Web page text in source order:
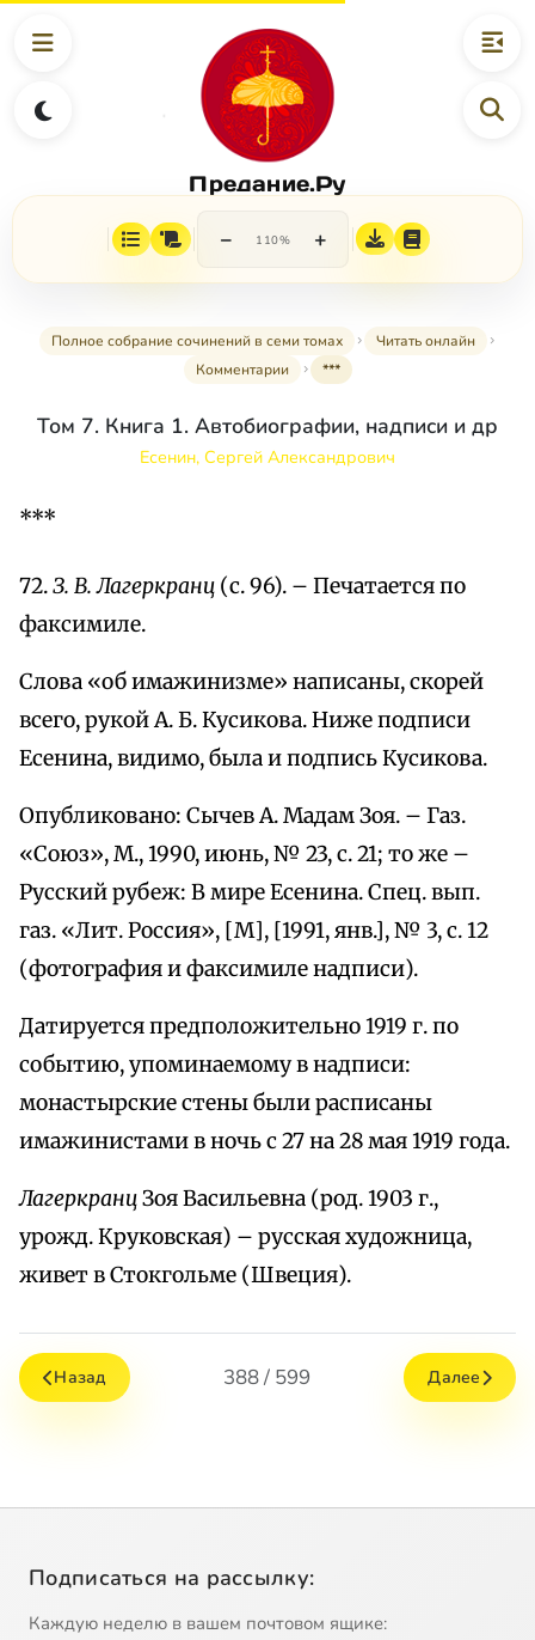
Предание.Ру
− 110% +
Полное собрание сочинений в семи томах
Читать онлайн
Комментарии
***
Том 7. Книга 1. Автобиографии, надписи и др
Есенин, Сергей Александрович
***
72.З. В. Лагеркранц (с. 96). – Печатается по
факсимиле.
Слова «об имажинизме» написаны, скорей
всего, рукой А. Б. Кусикова. Ниже подписи
Есенина, видимо, была и подпись Кусикова.
Опубликовано: Сычев А. Мадам Зоя. – Газ.
«Союз», М., 1990, июнь, № 23, с. 21; то же –
Русский рубеж: В мире Есенина. Спец. вып.
газ. «Лит. Россия», [М], [1991, янв.], № 3, с. 12
(фотография и факсимиле надписи).
Датируется предположительно 1919 г. по
событию, упоминаемому в надписи:
монастырские стены были расписаны
имажинистами в ночь с 27 на 28 мая 1919 года.
ЛагеркранцЗоя Васильевна (род. 1903 г.,
урожд. Круковская) – русская художница,
живет в Стокгольме (Швеция).
Назад 388 / 599 Далее
Подписаться на рассылку:
Каждую неделю в вашем почтовом ящике: